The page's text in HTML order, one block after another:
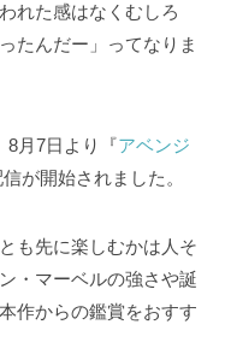
れた感はなくむしろ
たんだー」ってなりま
8月7日より『アベンジ
が開始されました。
も先に楽しむかは人そ
・マーベルの強さや誕
作からの鑑賞をおすす